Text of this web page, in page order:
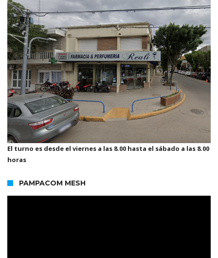
El turno es desde el viernes a las 8.00 hasta el sábado a las 8.00
horas
PAMPACOM MESH